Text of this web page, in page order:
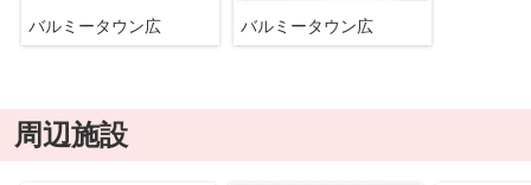
バルミータウン広 バルミータウン広
周辺施設